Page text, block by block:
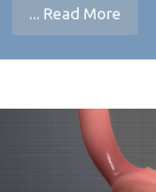
Read More ...